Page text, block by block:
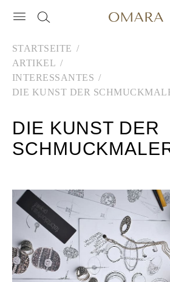
STARTSEITE
ARTIKEL
INTERESSANTES
DIE KUNST DER
DIE KUNST DER